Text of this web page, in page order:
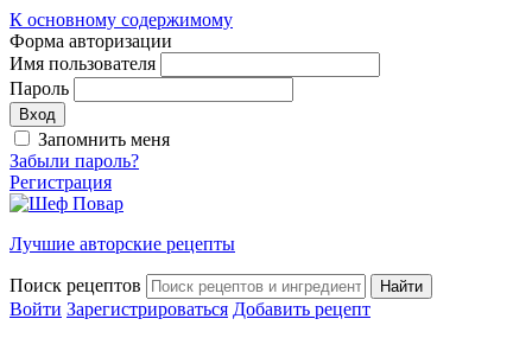
К основному содержимому
Форма авторизации
Имя пользователя
Пароль
Запомнить меня
Забыли пароль?
Регистрация
Лучшие авторские рецепты
Поиск рецептов
Войти Зарегистрироваться Добавить рецепт